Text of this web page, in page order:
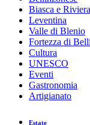
Circuito
Responsabile del
Bellinzona e Valli
Circuito
Foto:
Biasca e Riviera
Leventina
Valle di Blenio
Fortezza di
Cultura
UNESCO
Eventi
Gastronomia
Artigianato
Estate